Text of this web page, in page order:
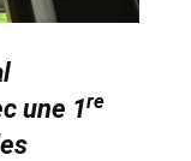
une 1re